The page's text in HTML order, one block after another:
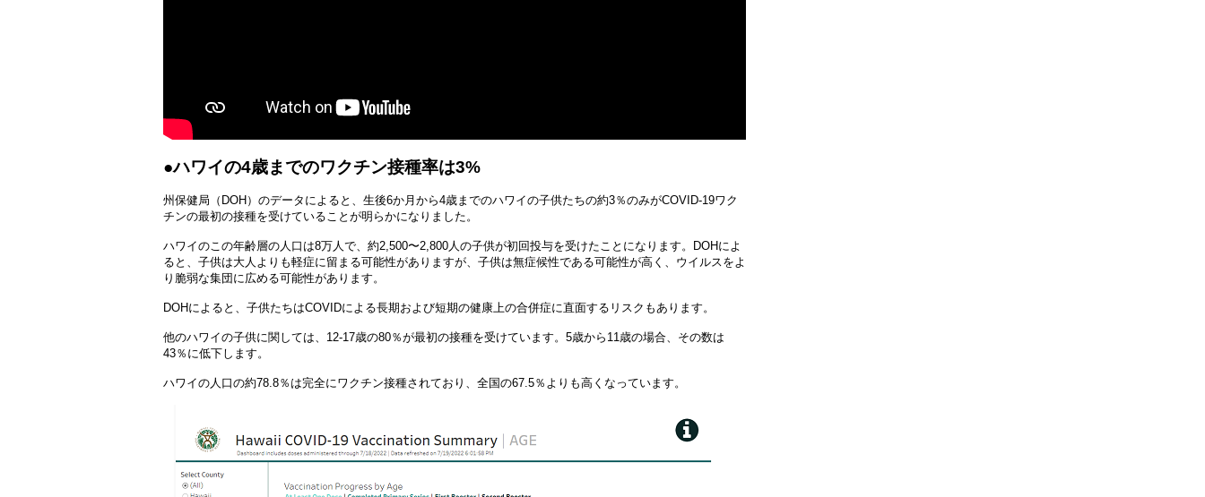
●ハワイの4歳までのワクチン接種率は3%
州保健局（DOH）のデータによると、生後6か月から4歳までのハワイの子供たちの約3％のみがCOVID-19ワク
チンの最初の接種を受けていることが明らかになりました。
ハワイのこの年齢層の人口は8万人で、約2,500〜2,800人の子供が初回投与を受けたことになります。DOHによ
ると、子供は大人よりも軽症に留まる可能性がありますが、子供は無症候性である可能性が高く、ウイルスをよ
り脆弱な集団に広める可能性があります。
DOHによると、子供たちはCOVIDによる長期および短期の健康上の合併症に直面するリスクもあります。
他のハワイの子供に関しては、12-17歳の80％が最初の接種を受けています。5歳から11歳の場合、その数は
43％に低下します。
ハワイの人口の約78.8％は完全にワクチン接種されており、全国の67.5％よりも高くなっています。